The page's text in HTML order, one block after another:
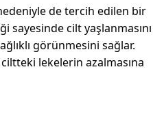
de tercih edilen bir
sayesinde cilt yaşlanmasını
görünmesini sağlar.
lekelerin azalmasına